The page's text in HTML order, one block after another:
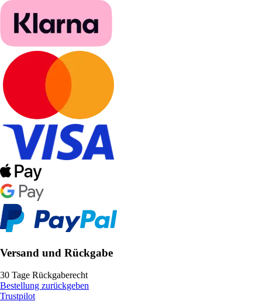
Versand und Rückgabe
30 Tage Rückgaberecht
Bestellung zurückgeben
Trustpilot